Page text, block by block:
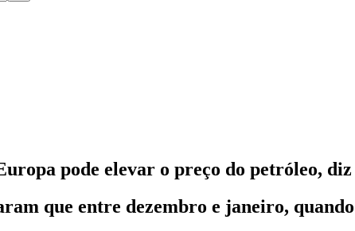
pode elevar o preço do petróleo,
que entre dezembro e janeiro,